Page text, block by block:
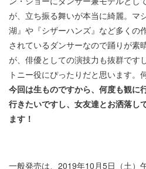
が、立ち振る舞いが本当に綺麗。マ
湖』や『シザーハンズ』など多くの
されているダンサーなので踊りが素
が、俳優としての演技力も抜群です
トニー役にぴったりだと思います。
今回は生ものですから、何度も観に
行きたいですし、女友達とお洒落し
ます！
一般発売は、2019年10月5日（土）